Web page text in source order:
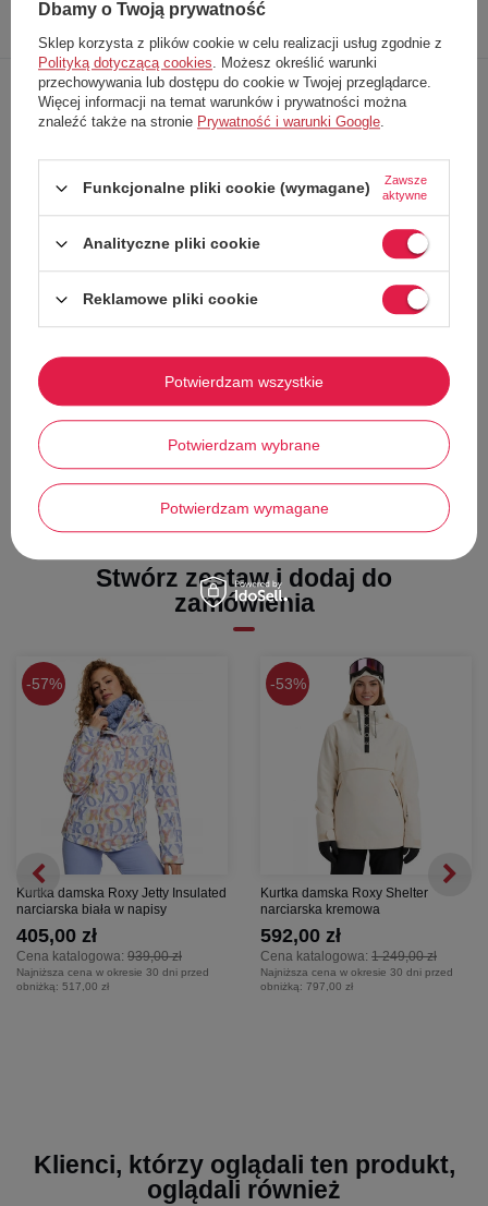
Opis
produktu
Dokładne
dane
Zapytaj o
produkt
swoją opinię
Kurtka narciarska od marki Fila
Syntetyczne, ekologiczne wypełnienie świetnie utrzymuje ciepło
Zintegrowanykapturz regulacją przy pomocy
ściągaczy
wody
Pas śniegowychroni przed śniegiem podczas aktywności na stoku
Dwie, zasuwane
kieszeniena dłonie
Wewnętrzna, bezpieczna kieszeń
Branding marki
Stwórz zestaw i dodaj do
zamówienia
57%
Kurtka damska Roxy Jetty Insulated
narciarska biała w napisy
Cena katalogowa: 939,00 zł
405,00 zł
Najniższa cena w okresie 30 dni przed
obniżką: 517,00 zł
53%
Kurtka damska Roxy Shelter
narciarska kremowa
Cena katalogowa: 1 249,00 zł
592,00 zł
Najniższa cena w okresie 30 dni przed
obniżką: 797,00 zł
Klienci, którzy oglądali ten produkt,
oglądali również
Dbamy o Twoją prywatność
Sklep korzysta z plików cookie w celu realizacji usług zgodnie z
Polityką dotyczącą cookies. Możesz określić warunki
przechowywania lub dostępu do cookie w Twojej przeglądarce.
Więcej informacji na temat warunków i prywatności można
znaleźć także na stronie Prywatność i warunki Google.
Funkcjonalne pliki cookie (wymagane)
Zawsze
aktywne
Analityczne pliki cookie
Reklamowe pliki cookie
Potwierdzam wybrane
Potwierdzam wymagane
Potwierdzam wszystkie